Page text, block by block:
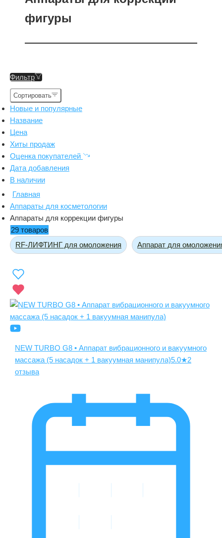
фигуры
Фильтр
Сортировать
Новые и популярные
Название
Цена
Хиты продаж
Оценка покупателей
Дата добавления
В наличии
Главная
Аппараты для косметологии
Аппараты для коррекции фигуры
29 товаров
RF-ЛИФТИНГ для омоложения
Аппарат для
NEW TURBO G8 • Аппарат вибрационного и вакуумного
массажа (5 насадок + 1 вакуумная манипула)5.0★2
отзыва